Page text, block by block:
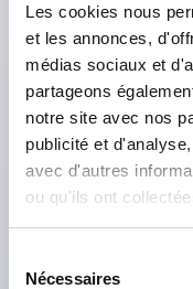
Les cookies nous
et les annonces,
médias sociaux et
partageons
notre site avec nos
publicité et
avec d'autres
ou qu'ils ont
services.
Nécessaires
même unité,
Mécanisme
(IEC60947-5-5,
Degré de
IP69K
Options de